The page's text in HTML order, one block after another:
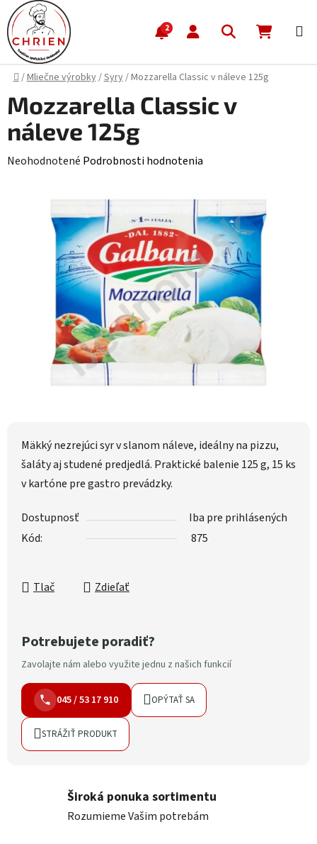
Prejsť na obsah
2 Hľadať
Domov
/Mliečne výrobky/Syry/Mozzarella Classic v náleve 125g
Mäkký nezrejúci syr v slanom náleve, ideálny na pizzu,
šaláty aj studené predjedlá. Praktické balenie 125 g, 15 ks
v kartóne pre gastro prevádzky.
Dostupnosť
Iba pre prihlásených
Kód:
875
Tlač Zdieľať
Potrebujete poradiť?
Zavolajte nám alebo využite jednu z našich funkcií
045 / 53 17 910 OPÝTAŤ SA
STRÁŽIŤ PRODUKT
Mozzarella Classic v
náleve 125g
Priemerné hodnotenie produktu je 0,0 z 5 hviezdičiek.
Neohodnotené Podrobnosti hodnotenia
Široká ponuka sortimentu
Rozumieme Vašim potrebám